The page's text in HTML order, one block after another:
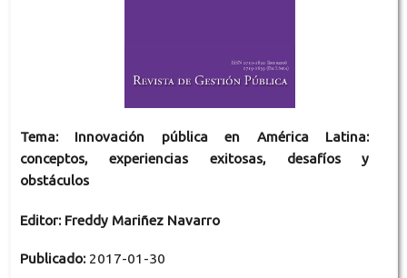
Tema: Innovación pública en América Latina:
conceptos, experiencias exitosas, desafíos y
obstáculos
Editor: Freddy Mariñez Navarro
Publicado: 2017-01-30